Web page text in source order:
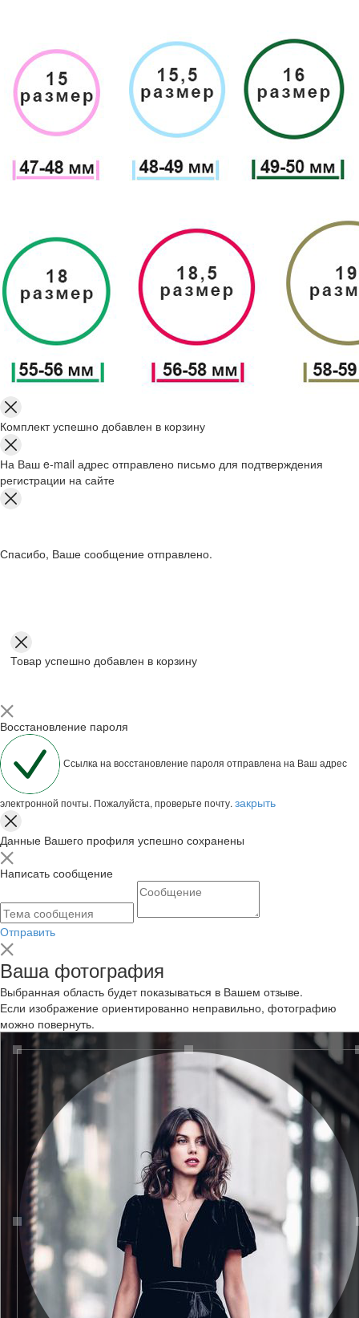
Комплект успешно добавлен в корзину
На Ваш e-mail адрес отправлено письмо для подтверждения
регистрации на сайте
Спасибо, Ваше сообщение отправлено.
Товар успешно добавлен в корзину
Восстановление пароля
Ссылка на восстановление пароля отправлена на Ваш адрес
электронной почты. Пожалуйста, проверьте почту. закрыть
Данные Вашего профиля успешно сохранены
Написать сообщение
Отправить
Ваша фотография
Выбранная область будет показываться в Вашем отзыве.
Если изображение ориентированно неправильно, фотографию
можно повернуть.